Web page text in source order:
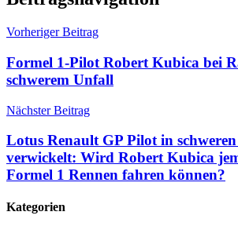
Vorheriger Beitrag
Formel 1-Pilot Robert Kubica bei
schwerem Unfall
Nächster Beitrag
Lotus Renault GP Pilot in
verwickelt: Wird Robert Kubica
Formel 1 Rennen fahren können?
Kategorien